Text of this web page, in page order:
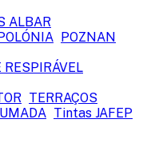
ALBAR
POZNAN
TERRAÇOS
Tintas JAFEP